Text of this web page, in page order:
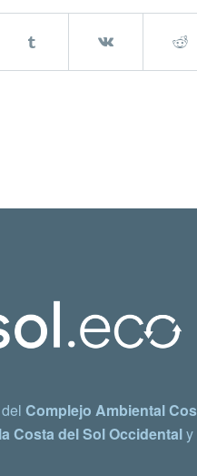
Complejo Ambiental
Costa del Sol Occidentaly